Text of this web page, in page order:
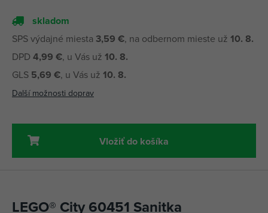
skladom
SPS výdajné miesta 3,59 €, na odbernom mieste už 10. 8.
DPD 4,99 €, u Vás už 10. 8.
GLS 5,69 €, u Vás už 10. 8.
Další možnosti doprav
Vložiť do košíka
LEGO® City 60451 Sanitka